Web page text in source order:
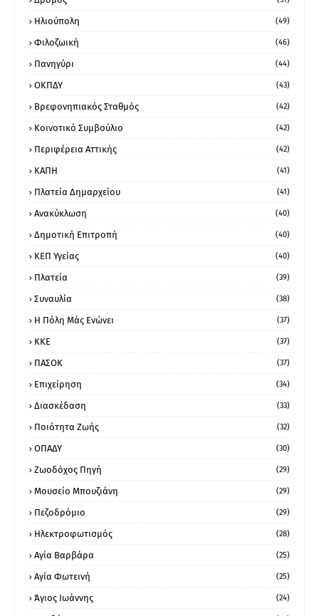
Ηλιούπολη (49)
Φιλοζωική (46)
Πανηγύρι (44)
ΟΚΠΔΥ (43)
Βρεφονηπιακός Σταθμός (42)
Κοινοτικό Συμβούλιο (42)
Περιφέρεια Αττικής (42)
ΚΑΠΗ (41)
Πλατεία Δημαρχείου (41)
Ανακύκλωση (40)
Δημοτική Επιτροπή (40)
ΚΕΠ Υγείας (40)
Πλατεία (39)
Συναυλία (38)
Η Πόλη Μάς Ενώνει (37)
ΚΚΕ (37)
ΠΑΣΟΚ (37)
Επιχείρηση (34)
Διασκέδαση (33)
Ποιότητα Ζωής (32)
ΟΠΑΔΥ (30)
Ζωοδόχος Πηγή (29)
Μουσείο Μπουζιάνη (29)
Πεζοδρόμιο (29)
Ηλεκτροφωτισμός (28)
Αγία Βαρβάρα (25)
Αγία Φωτεινή (25)
Άγιος Ιωάννης (24)